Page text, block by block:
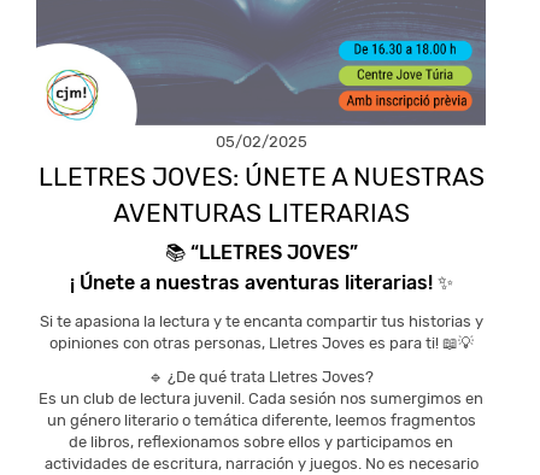
05/02/2025
LLETRES JOVES: ÚNETE A NUESTRAS
AVENTURAS LITERARIAS
📚 “LLETRES JOVES”
¡ Únete a nuestras aventuras literarias! ✨
Si te apasiona la lectura y te encanta compartir tus historias y
opiniones con otras personas, Lletres Joves es para ti! 📖💡
🔹 ¿De qué trata Lletres Joves?
Es un club de lectura juvenil. Cada sesión nos sumergimos en
un género literario o temática diferente, leemos fragmentos
de libros, reflexionamos sobre ellos y participamos en
actividades de escritura, narración y juegos. No es necesario